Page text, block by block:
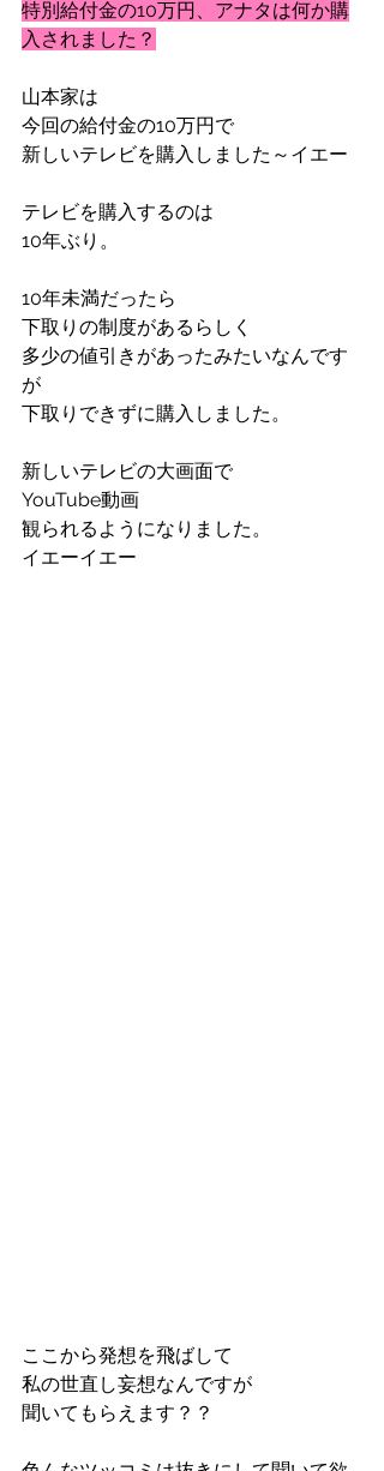
特別給付金の10万円、アナタは何か購
入されました？
山本家は
今回の給付金の10万円で
新しいテレビを購入しました～イエー
テレビを購入するのは
10年ぶり。
10年未満だったら
下取りの制度があるらしく
多少の値引きがあったみたいなんです
が
下取りできずに購入しました。
新しいテレビの大画面で
YouTube動画
観られるようになりました。
イエーイエー
ここから発想を飛ばして
私の世直し妄想なんですが
聞いてもらえます？？